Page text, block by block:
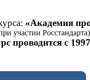
«Академия
участии Росстандарта)
проводится с